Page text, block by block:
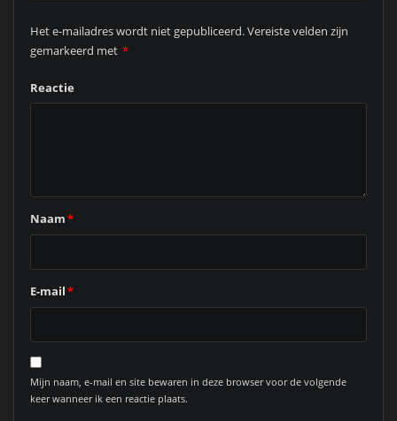
Het e-mailadres wordt niet gepubliceerd.Vereiste velden zijn
gemarkeerd met *
Reactie
Naam*
E-mail*
Mijn naam, e-mail en site bewaren in deze browser voor de volgende
keer wanneer ik een reactie plaats.